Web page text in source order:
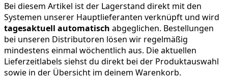
Bei diesem Artikel ist der Lagerstand direkt mit den
Systemen unserer Hauptlieferanten verknüpft und wird
tagesaktuell automatisch abgeglichen. Bestellungen
bei unseren Distributoren lösen wir regelmäßig
mindestens einmal wöchentlich aus. Die aktuellen
Lieferzeitlabels siehst du direkt bei der Produktauswahl
sowie in der Übersicht im deinem Warenkorb.